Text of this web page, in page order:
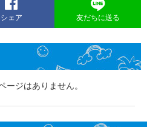
シェア 友だちに送る
ジはありません。